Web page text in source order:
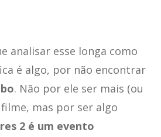
analisar esse longa como
é algo, por não encontrar
. Não por ele ser mais (ou
mas por ser algo
2 é um evento